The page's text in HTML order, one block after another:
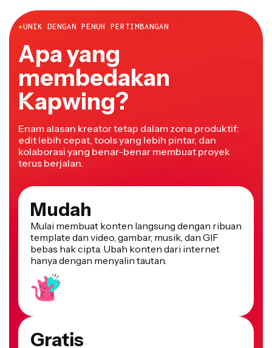
●UNIK DENGAN PENUH PERTIMBANGAN
Apa yang
membedakan
Kapwing?
Enam alasan kreator tetap dalam zona produktif:
edit lebih cepat, tools yang lebih pintar, dan
kolaborasi yang benar-benar membuat proyek
terus berjalan.
Mudah
Mulai membuat konten langsung dengan ribuan
template dan video, gambar, musik, dan GIF
bebas hak cipta. Ubah konten dari internet
hanya dengan menyalin tautan.
Gratis